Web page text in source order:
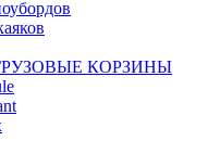
КОРЗИНЫ